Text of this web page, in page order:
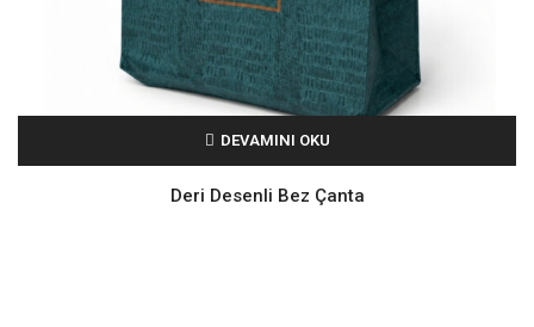
DEVAMINI OKU
Deri Desenli Bez Çanta